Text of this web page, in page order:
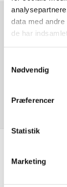
data med
de har
Nødvendig
Præferencer
Statistik
Marketing
Bakkamera
El-foldbare
Er